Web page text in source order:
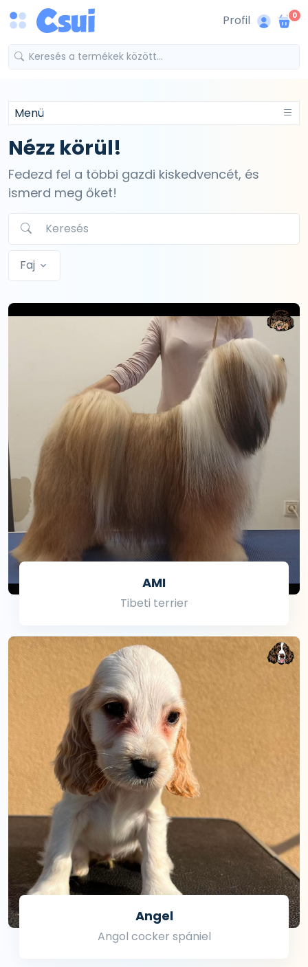
Profil 0
Menü
Nézz körül!
Fedezd fel a többi gazdi kiskedvencét, és
ismerd meg őket!
Faj
AMI
Tibeti terrier
Angel
Angol cocker spániel